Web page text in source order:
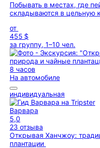
Побывать в местах, где
складываются в цельную
от
455 $
за группу, 1–10 чел.
8 часов
На автомобиле
индивидуальная
Варвара
5,0
23 отзыва
Открывая Ханчжоу:
плантации